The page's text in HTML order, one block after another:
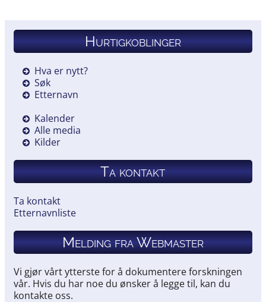
Hurtigkoblinger
Hva er nytt?
Søk
Etternavn
Kalender
Alle media
Kilder
Ta kontakt
Ta kontakt
Etternavnliste
Melding fra Webmaster
Vi gjør vårt ytterste for å dokumentere forskningen
vår. Hvis du har noe du ønsker å legge til, kan du
kontakte oss.